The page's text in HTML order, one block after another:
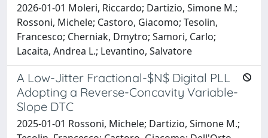
2026-01-01 Moleri, Riccardo; Dartizio, Simone M.;
Rossoni, Michele; Castoro, Giacomo; Tesolin,
Francesco; Cherniak, Dmytro; Samori, Carlo;
Lacaita, Andrea L.; Levantino, Salvatore
A Low-Jitter Fractional-$N$ Digital PLL
Adopting a Reverse-Concavity Variable-
Slope DTC
2025-01-01 Rossoni, Michele; Dartizio, Simone M.;